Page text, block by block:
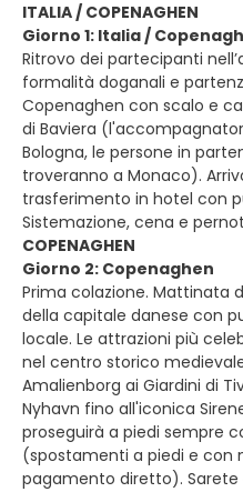
ITALIA / COPENAGHEN
Giorno 1: Italia /
Ritrovo dei partecipanti
formalità doganali e
Copenaghen con scalo e
di Baviera
Bologna, le persone in
troveranno a Monaco).
trasferimento in hotel con
Sistemazione, cena e
COPENAGHEN
Giorno 2: Copenaghen
Prima colazione. Mattinata
della capitale danese con
locale. Le attrazioni più
nel centro storico
Amalienborg ai Giardini di
Nyhavn fino all'iconica
proseguirà a piedi sempre
(spostamenti a piedi e con
pagamento diretto).